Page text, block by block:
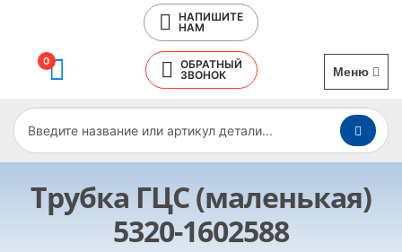
НАПИШИТЕ
НАМ
0
ОБРАТНЫЙ
ЗВОНОК
Меню
Трубка ГЦС (маленькая)
5320-1602588